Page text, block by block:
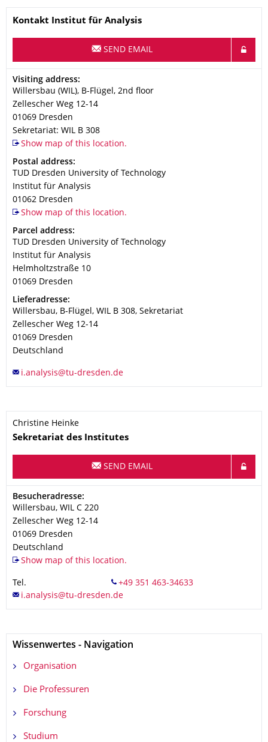
Name
Kontakt Institut für Analysis
SEND EMAIL
Address
Visiting address:
Willersbau (WIL), B-Flügel, 2nd floor
Zellescher Weg 12-14
01069 Dresden
Sekretariat: WIL B 308
Show map of this location.
Address
Postal address:
TUD Dresden University of Technology
Institut für Analysis
01062 Dresden
Show map of this location.
Address
Parcel address:
TUD Dresden University of Technology
Institut für Analysis
Helmholtzstraße 10
01069 Dresden
Address
Lieferadresse:
Willersbau, B-Flügel, WIL B 308, Sekretariat
Zellescher Weg 12-14
01069 Dresden
Deutschland
Christine Heinke
Name
Sekretariat des Institutes
SEND EMAIL
Address
Besucheradresse:
Willersbau, WIL C 220
Zellescher Weg 12-14
01069 Dresden
Deutschland
Show map of this location.
Tel.
Wissenwertes - Navigation
Organisation
Die Professuren
Forschung
Studium